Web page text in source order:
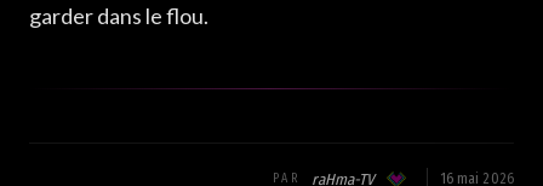
garder dans le flou.
PAR raHma-TV 16 mai 2026